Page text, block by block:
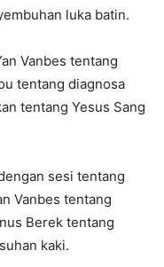
luka batin.
Vanbes tentang
tentang diagnosa
tentang Yesus Sang
sesi tentang
Vanbes tentang
Berek tentang
kaki.